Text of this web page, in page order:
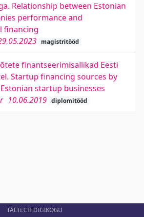
Relationship between Estonian
performance and
financing
magistritööd
finantseerimisallikad Eesti
Startup financing sources by
startup businesses
10.06.2019 diplomitööd
TALTECH DIGIKOGU